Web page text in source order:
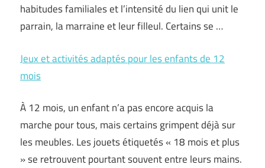
habitudes familiales et l’intensité du lien qui unit le
parrain, la marraine et leur filleul. Certains se …
Jeux et activités adaptés pour les enfants de 12
mois
À 12 mois, un enfant n’a pas encore acquis la
marche pour tous, mais certains grimpent déjà sur
les meubles. Les jouets étiquetés « 18 mois et plus
» se retrouvent pourtant souvent entre leurs mains.